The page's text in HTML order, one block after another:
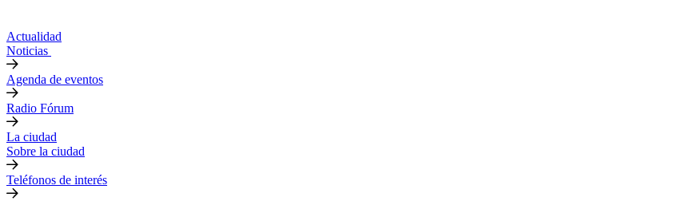
Actualidad
Noticias
Agenda de eventos
Radio Fórum
La ciudad
Sobre la ciudad
Teléfonos de interés